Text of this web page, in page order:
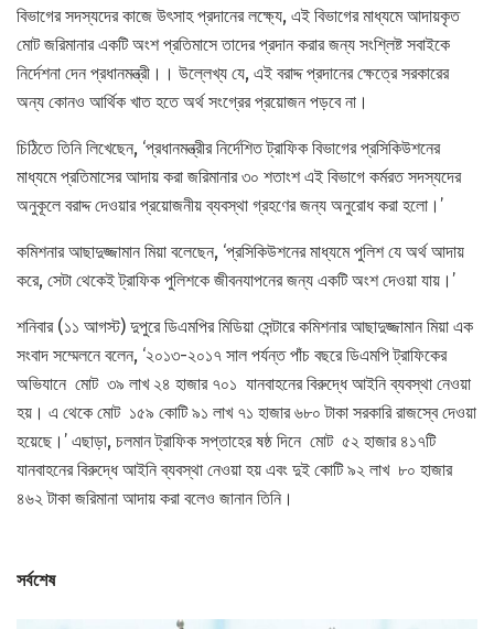
বিভাগের সদস্যদের কাজে উৎসাহ প্রদানের লক্ষ্যে, এই বিভাগের মাধ্যমে আদায়কৃত
মোট জরিমানার একটি অংশ প্রতিমাসে তাদের প্রদান করার জন্য সংশ্লিষ্ট সবাইকে
নির্দেশনা দেন প্রধানমন্ত্রী।। উল্লেখ্য যে, এই বরাদ্দ প্রদানের ক্ষেত্রে সরকারের
অন্য কোনও আর্থিক খাত হতে অর্থ সংগ্রের প্রয়োজন পড়বে না।
চিঠিতে তিনি লিখেছেন, ‘প্রধানমন্ত্রীর নির্দেশিত ট্রাফিক বিভাগের প্রসিকিউশনের
মাধ্যমে প্রতিমাসের আদায় করা জরিমানার ৩০ শতাংশ এই বিভাগে কর্মরত সদস্যদের
অনুকূলে বরাদ্দ দেওয়ার প্রয়োজনীয় ব্যবস্থা গ্রহণের জন্য অনুরোধ করা হলো।’
কমিশনার আছাদুজ্জামান মিয়া বলেছেন, ‘প্রসিকিউশনের মাধ্যমে পুলিশ যে অর্থ আদায়
করে, সেটা থেকেই ট্রাফিক পুলিশকে জীবনযাপনের জন্য একটি অংশ দেওয়া যায়।’
শনিবার (১১ আগস্ট) দুপুরে ডিএমপির মিডিয়া সেন্টারে কমিশনার আছাদুজ্জামান মিয়া এক
সংবাদ সম্মেলনে বলেন, ‘২০১৩-২০১৭ সাল পর্যন্ত পাঁচ বছরে ডিএমপি ট্রাফিকের
অভিযানে মোট ৩৯ লাখ ২৪ হাজার ৭০১ যানবাহনের বিরুদ্ধে আইনি ব্যবস্থা নেওয়া
হয়। এ থেকে মোট ১৫৯ কোটি ৯১ লাখ ৭১ হাজার ৬৮০ টাকা সরকারি রাজস্বে দেওয়া
হয়েছে।’ এছাড়া, চলমান ট্রাফিক সপ্তাহের ষষ্ঠ দিনে মোট ৫২ হাজার ৪১৭টি
যানবাহনের বিরুদ্ধে আইনি ব্যবস্থা নেওয়া হয় এবং দুই কোটি ৯২ লাখ ৮০ হাজার
৪৬২ টাকা জরিমানা আদায় করা বলেও জানান তিনি।
সর্বশেষ